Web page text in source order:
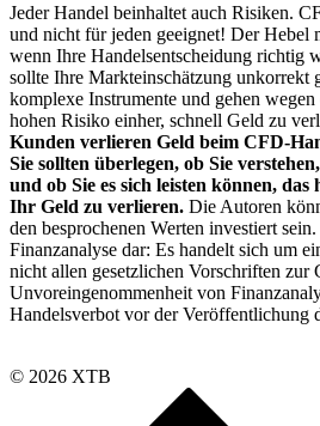
Jeder Handel beinhaltet auch Risiken.
und nicht für jeden geeignet! Der Hebel
wenn Ihre Handelsentscheidung richtig
sollte Ihre Markteinschätzung unkorrekt
komplexe Instrumente und gehen
hohen Risiko einher, schnell Geld zu
Kunden verlieren Geld beim CFD-
Sie sollten überlegen, ob Sie
und ob Sie es sich leisten können, das
Ihr Geld zu verlieren. Die Autoren
den besprochenen Werten investiert
Finanzanalyse dar: Es handelt sich um
nicht allen gesetzlichen Vorschriften zur
Unvoreingenommenheit von
Handelsverbot vor der Veröffentlichung
© 2026 XTB